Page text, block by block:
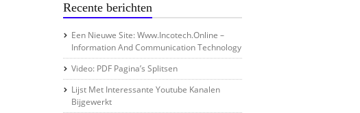
Recente berichten
Een Nieuwe Site: Www.incotech.online –
Information And Communication Technology
Video: PDF Pagina’s Splitsen
Lijst Met Interessante Youtube Kanalen
Bijgewerkt